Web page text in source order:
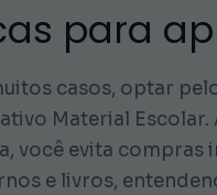
para
casos, optar
Material Escolar.
você evita compras
e livros,